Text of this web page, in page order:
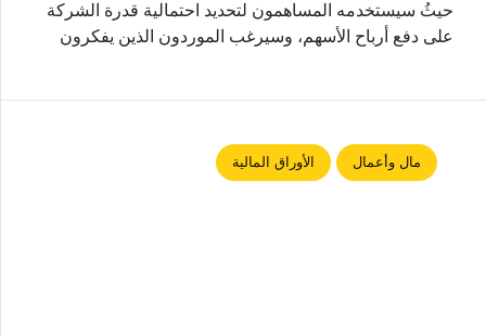
حيثُ سيستخدمه المساهمون لتحديد احتمالية قدرة الشركة
على دفع أرباح الأسهم، وسيرغب الموردون الذين يفكرون
مال وأعمال الأوراق المالية